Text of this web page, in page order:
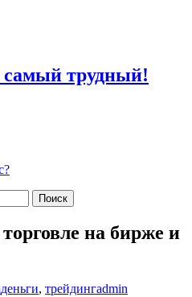
трудный!
на бирже и
деньги, трейдингadmin